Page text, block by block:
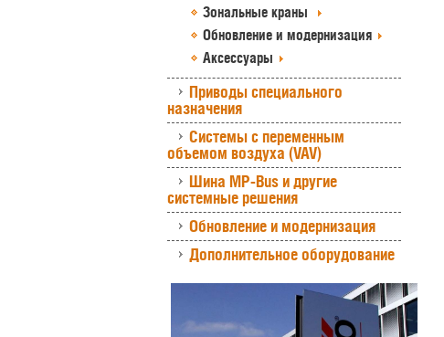
Зональные краны
Обновление и модернизация
Аксессуары
Приводы специального
назначения
Системы с переменным
объемом воздуха (VAV)
Шина MP-Bus и другие
системные решения
Обновление и модернизация
Дополнительное оборудование